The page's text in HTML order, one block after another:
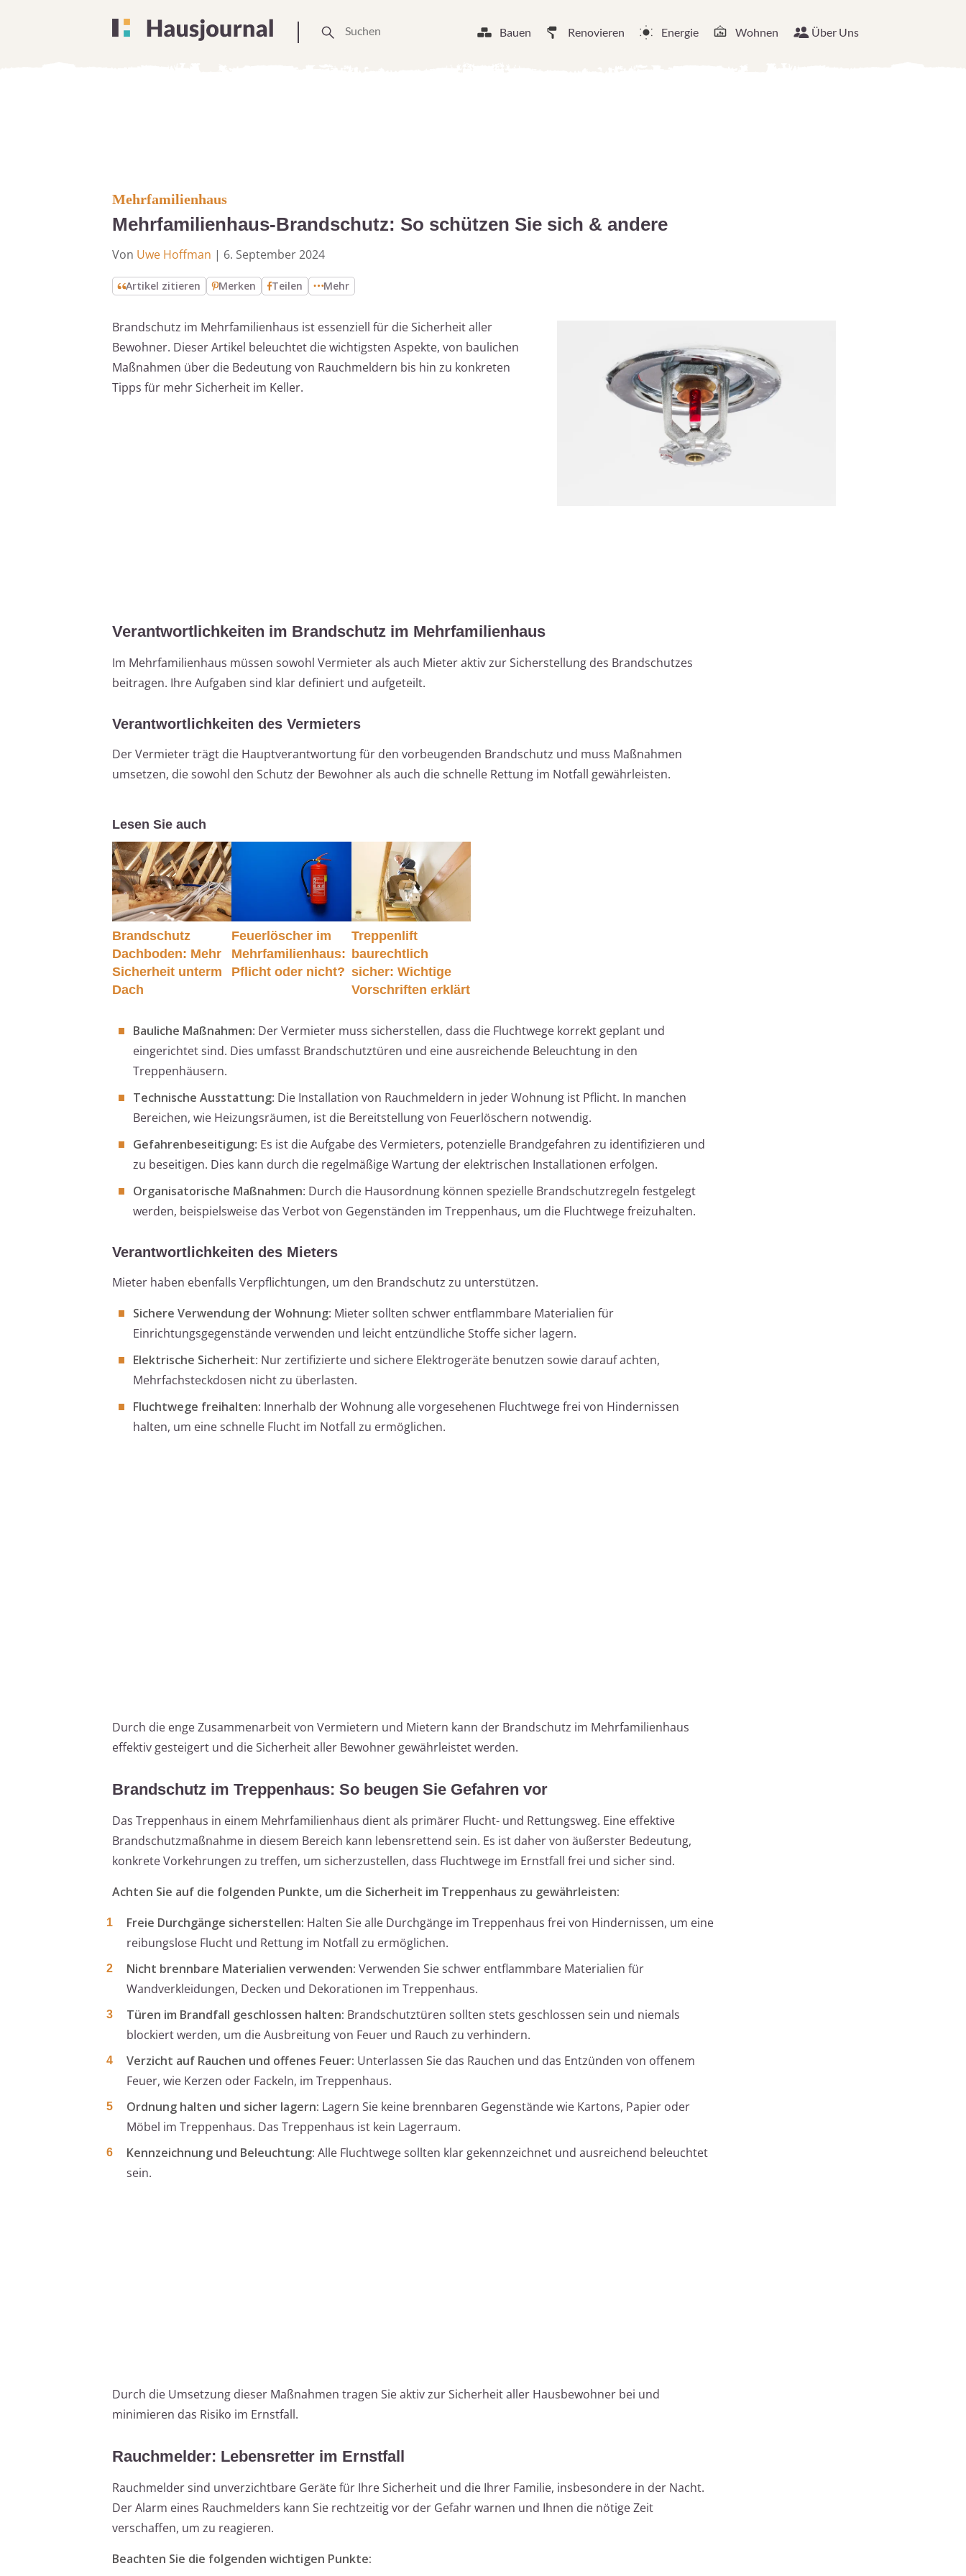
Bauen Renovieren Energie Wohnen Über Uns
Mehrfamilienhaus
Mehrfamilienhaus-Brandschutz: So schützen Sie sich & andere
Von Uwe Hoffman | 6. September 2024
Artikel zitieren Merken Teilen Mehr
Brandschutz im Mehrfamilienhaus ist essenziell für die Sicherheit aller
Bewohner. Dieser Artikel beleuchtet die wichtigsten Aspekte, von baulichen
Maßnahmen über die Bedeutung von Rauchmeldern bis hin zu konkreten
Tipps für mehr Sicherheit im Keller.
Verantwortlichkeiten im Brandschutz im Mehrfamilienhaus
Im Mehrfamilienhaus müssen sowohl Vermieter als auch Mieter aktiv zur Sicherstellung des Brandschutzes
beitragen. Ihre Aufgaben sind klar definiert und aufgeteilt.
Verantwortlichkeiten des Vermieters
Der Vermieter trägt die Hauptverantwortung für den vorbeugenden Brandschutz und muss Maßnahmen
umsetzen, die sowohl den Schutz der Bewohner als auch die schnelle Rettung im Notfall gewährleisten.
Lesen Sie auch
Brandschutz
Dachboden: Mehr
Sicherheit unterm
Dach
Feuerlöscher im
Mehrfamilienhaus:
Pflicht oder nicht?
Treppenlift
baurechtlich
sicher: Wichtige
Vorschriften erklärt
Bauliche Maßnahmen: Der Vermieter muss sicherstellen, dass die Fluchtwege korrekt geplant und
eingerichtet sind. Dies umfasst Brandschutztüren und eine ausreichende Beleuchtung in den
Treppenhäusern.
Technische Ausstattung: Die Installation von Rauchmeldern in jeder Wohnung ist Pflicht. In manchen
Bereichen, wie Heizungsräumen, ist die Bereitstellung von Feuerlöschern notwendig.
Gefahrenbeseitigung: Es ist die Aufgabe des Vermieters, potenzielle Brandgefahren zu identifizieren und
zu beseitigen. Dies kann durch die regelmäßige Wartung der elektrischen Installationen erfolgen.
Organisatorische Maßnahmen: Durch die Hausordnung können spezielle Brandschutzregeln festgelegt
werden, beispielsweise das Verbot von Gegenständen im Treppenhaus, um die Fluchtwege freizuhalten.
Verantwortlichkeiten des Mieters
Mieter haben ebenfalls Verpflichtungen, um den Brandschutz zu unterstützen.
Sichere Verwendung der Wohnung: Mieter sollten schwer entflammbare Materialien für
Einrichtungsgegenstände verwenden und leicht entzündliche Stoffe sicher lagern.
Elektrische Sicherheit: Nur zertifizierte und sichere Elektrogeräte benutzen sowie darauf achten,
Mehrfachsteckdosen nicht zu überlasten.
Fluchtwege freihalten: Innerhalb der Wohnung alle vorgesehenen Fluchtwege frei von Hindernissen
halten, um eine schnelle Flucht im Notfall zu ermöglichen.
Durch die enge Zusammenarbeit von Vermietern und Mietern kann der Brandschutz im Mehrfamilienhaus
effektiv gesteigert und die Sicherheit aller Bewohner gewährleistet werden.
Brandschutz im Treppenhaus: So beugen Sie Gefahren vor
Das Treppenhaus in einem Mehrfamilienhaus dient als primärer Flucht- und Rettungsweg. Eine effektive
Brandschutzmaßnahme in diesem Bereich kann lebensrettend sein. Es ist daher von äußerster Bedeutung,
konkrete Vorkehrungen zu treffen, um sicherzustellen, dass Fluchtwege im Ernstfall frei und sicher sind.
Achten Sie auf die folgenden Punkte, um die Sicherheit im Treppenhaus zu gewährleisten:
Freie Durchgänge sicherstellen: Halten Sie alle Durchgänge im Treppenhaus frei von Hindernissen, um eine
reibungslose Flucht und Rettung im Notfall zu ermöglichen.
Nicht brennbare Materialien verwenden: Verwenden Sie schwer entflammbare Materialien für
Wandverkleidungen, Decken und Dekorationen im Treppenhaus.
Türen im Brandfall geschlossen halten: Brandschutztüren sollten stets geschlossen sein und niemals
blockiert werden, um die Ausbreitung von Feuer und Rauch zu verhindern.
Verzicht auf Rauchen und offenes Feuer: Unterlassen Sie das Rauchen und das Entzünden von offenem
Feuer, wie Kerzen oder Fackeln, im Treppenhaus.
Ordnung halten und sicher lagern: Lagern Sie keine brennbaren Gegenstände wie Kartons, Papier oder
Möbel im Treppenhaus. Das Treppenhaus ist kein Lagerraum.
Kennzeichnung und Beleuchtung: Alle Fluchtwege sollten klar gekennzeichnet und ausreichend beleuchtet
sein.
Durch die Umsetzung dieser Maßnahmen tragen Sie aktiv zur Sicherheit aller Hausbewohner bei und
minimieren das Risiko im Ernstfall.
Rauchmelder: Lebensretter im Ernstfall
Rauchmelder sind unverzichtbare Geräte für Ihre Sicherheit und die Ihrer Familie, insbesondere in der Nacht.
Der Alarm eines Rauchmelders kann Sie rechtzeitig vor der Gefahr warnen und Ihnen die nötige Zeit
verschaffen, um zu reagieren.
Beachten Sie die folgenden wichtigen Punkte: